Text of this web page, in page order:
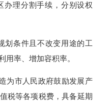
办理分割手续，分别设权
划条件且不改变用途的工
用率、增加容积率。
为市人民政府鼓励发展产
税等各项税费，具备延期